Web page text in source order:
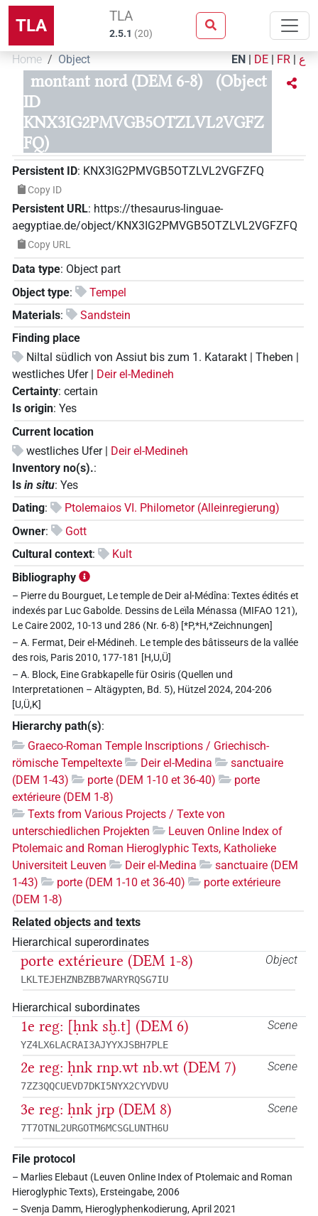
TLA TLA
2.5.1 (20)
Home Object EN | DE | FR | ع
montant nord (DEM 6-8)
(Object
ID
KNX3IG2PMVGB5OTZLVL2VGFZ
FQ)
Persistent ID: KNX3IG2PMVGB5OTZLVL2VGFZFQ
Copy ID
Persistent URL: https://thesaurus-linguae-
aegyptiae.de/object/KNX3IG2PMVGB5OTZLVL2VGFZFQ
Copy URL
Data type: Object part
Object type:
Tempel
Materials:
Sandstein
Finding place
Niltal südlich von Assiut bis zum 1. Katarakt | Theben |
westliches Ufer |
Deir el-Medineh
Certainty: certain
Is origin: Yes
Current location
westliches Ufer | Deir el-Medineh
Inventory no(s).:
Is in situ: Yes
Dating:
Ptolemaios VI. Philometor (Alleinregierung)
Owner:
Gott
Cultural context:
Kult
Bibliography
– Pierre du Bourguet, Le temple de Deir al-Médîna: Textes édités et
indexés par Luc Gabolde. Dessins de Leïla Ménassa (MIFAO 121),
Le Caire 2002, 10-13 und 286 (Nr. 6-8) [*P,*H,*Zeichnungen]
– A. Fermat, Deir el-Médineh. Le temple des bâtisseurs de la vallée
des rois, Paris 2010, 177-181 [H,U,Ü]
– A. Block, Eine Grabkapelle für Osiris (Quellen und
Interpretationen – Altägypten, Bd. 5), Hützel 2024, 204-206
[U,Ü,K]
Hierarchy path(s):
Graeco-Roman Temple Inscriptions / Griechisch-
römische Tempeltexte
Deir el-Medina
sanctuaire
(DEM 1-43)
porte (DEM 1-10 et 36-40)
porte
extérieure (DEM 1-8)
Texts from Various Projects / Texte von
unterschiedlichen Projekten
Leuven Online Index of
Ptolemaic and Roman Hieroglyphic Texts, Katholieke
Universiteit Leuven
Deir el-Medina
sanctuaire (DEM
1-43)
porte (DEM 1-10 et 36-40)
porte extérieure
(DEM 1-8)
Related objects and texts
Hierarchical superordinates
Object
porte extérieure (DEM 1-8)
LKLTEJEHZNBZBB7WARYRQSG7IU
Hierarchical subordinates
Scene
1e reg: [ḥnk sḫ.t] (DEM 6)
YZ4LX6LACRAI3AJYYXJSBH7PLE
Scene
2e reg: ḥnk rnp.wt nb.wt (DEM 7)
7ZZ3QQCUEVD7DKI5NYX2CYVDVU
Scene
3e reg: ḥnk jrp (DEM 8)
7T7OTNL2URGOTM6MCSGLUNTH6U
File protocol
– Marlies Elebaut (Leuven Online Index of Ptolemaic and Roman
Hieroglyphic Texts), Ersteingabe, 2006
– Svenja Damm, Hieroglyphenkodierung, April 2021